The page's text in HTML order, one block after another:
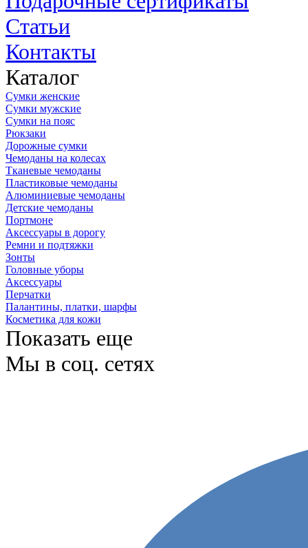
Статьи
Контакты
Каталог
Сумки женские
Сумки мужские
Сумки на пояс
Рюкзаки
Дорожные сумки
Чемоданы на колесах
Тканевые чемоданы
Пластиковые чемоданы
Алюминиевые чемоданы
Детские чемоданы
Портмоне
Аксессуары в дорогу
Ремни и подтяжки
Зонты
Головные уборы
Аксессуары
Перчатки
Палантины, платки, шарфы
Косметика для кожи
Показать еще
Мы в соц. сетях